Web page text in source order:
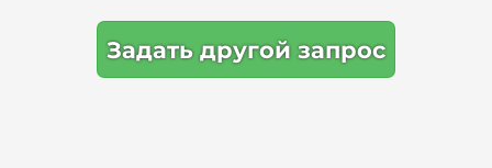
Задать другой запрос